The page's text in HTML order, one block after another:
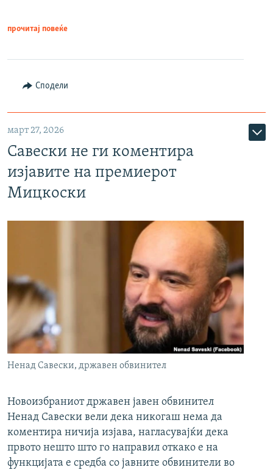
прочитај повеќе
Сподели
март 27, 2026
Савески не ги коментира
изјавите на премиерот
Мицкоски
Ненад Савески, државен обвинител
Новоизбраниот државен јавен обвинител
Ненад Савески вели дека никогаш нема да
коментира ничија изјава, нагласувајќи дека
првото нешто што го направил откако е на
функцијата е средба со јавните обвинители во